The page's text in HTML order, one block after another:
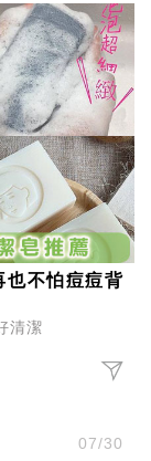
也不怕痘痘背
清潔
07/30